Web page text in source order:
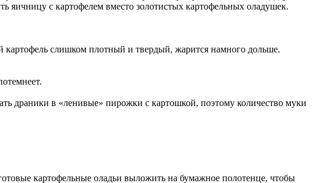
яичницу с картофелем вместо золотистых картофельных оладушек.
картофель слишком плотный и твердый, жарится намного дольше.
драники в «ленивые» пирожки с картошкой, поэтому количество муки
картофельные оладьи выложить на бумажное полотенце, чтобы